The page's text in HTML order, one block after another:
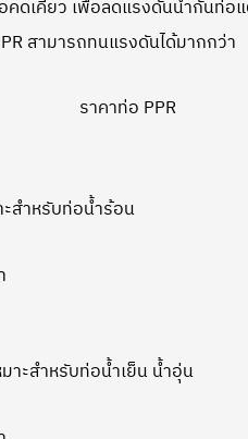
ดเคี้ยว เพื่อลดแรงดันน้ำกันท่อ
สามารถทนแรงดันได้มากกว่า
ะสำหรับท่อน้ำร้อน
าะสำหรับท่อน้ำเย็น น้ำอุ่น